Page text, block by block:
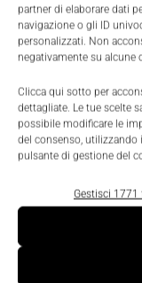
partner di elaborare dati
navigazione o gli ID
personalizzati. Non
negativamente su alcune
Clicca qui sotto per
dettagliate. Le tue scelte
possibile modificare le
del consenso, utilizzando
pulsante di gestione del
Gestisci 1771